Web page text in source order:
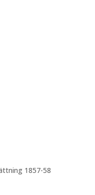
1857-58